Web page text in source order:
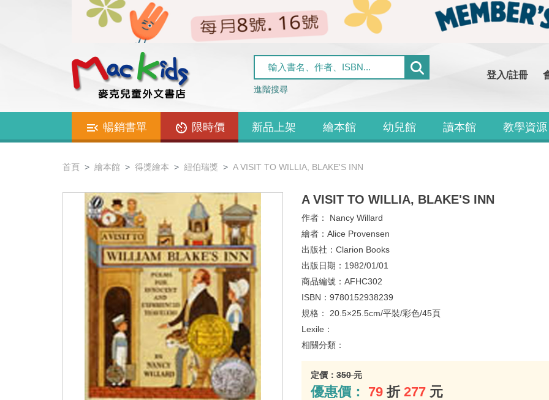
進階搜尋
登入/註冊
暢銷書單 限時價 新品上架 繪本館 幼兒館 讀本館 教學資源
首頁 繪本館 得獎繪本 紐伯瑞獎 A VISIT TO WILLIA, BLAKE'S INN
A VISIT TO WILLIA, BLAKE'S INN
作者： Nancy Willard
繪者： Alice Provensen
出版社： Clarion Books
出版日期： 1982/01/01
商品編號： AFHC302
ISBN： 9780152938239
規格： 20.5×25.5cm/平裝/彩色/45頁
Lexile：
相關分類：
定價： 350 元
優惠價： 79 折 277 元